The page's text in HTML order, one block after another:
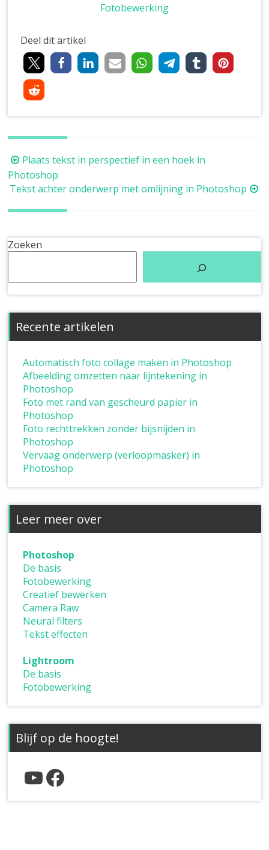
Fotobewerking
Deel dit artikel
Berichtnavigatie
Plaats tekst in perspectief in een hoek in
Photoshop
Tekst achter onderwerp met omlijning in Photoshop
Zoeken
Recente artikelen
Automatisch foto collage maken in Photoshop
Afbeelding omzetten naar lijntekening in
Photoshop
Foto met rand van gescheurd papier in
Photoshop
Foto rechttrekken zonder bijsnijden in
Photoshop
Vervaag onderwerp (verloopmasker) in
Photoshop
Leer meer over
Photoshop
De basis
Fotobewerking
Creatief bewerken
Camera Raw
Neural filters
Tekst effecten
Lightroom
De basis
Fotobewerking
Blijf op de hoogte!
YouTube
Facebook